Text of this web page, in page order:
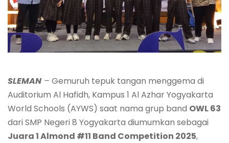
SLEMAN – Gemuruh tepuk tangan menggema di
Auditorium Al Hafidh, Kampus 1 Al Azhar Yogyakarta
World Schools (AYWS) saat nama grup band OWL 63
dari SMP Negeri 8 Yogyakarta diumumkan sebagai
Juara 1 Almond #11 Band Competition 2025,